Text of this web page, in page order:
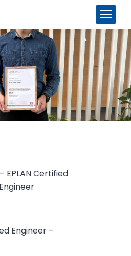
EPLAN Certified
Engineer
Engineer –